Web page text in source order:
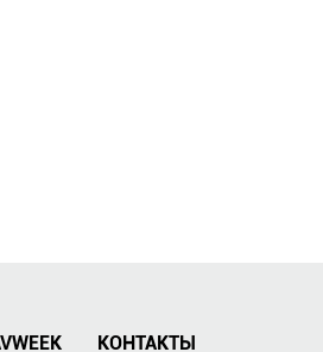
КОНТАКТЫ